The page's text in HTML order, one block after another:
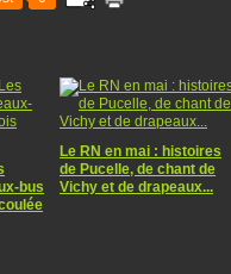
bus
Le RN en mai : histoires
de Pucelle, de chant de
Vichy et de drapeaux...